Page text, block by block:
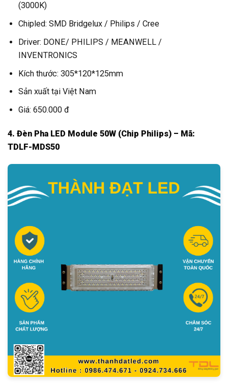
(3000K)
Chipled: SMD Bridgelux / Philips / Cree
Driver: DONE/ PHILIPS / MEANWELL /
INVENTRONICS
Kích thước: 305*120*125mm
Sản xuất tại Việt Nam
Giá: 650.000 đ
4. Đèn Pha LED Module 50W (Chip Philips) – Mã:
TDLF-MDS50